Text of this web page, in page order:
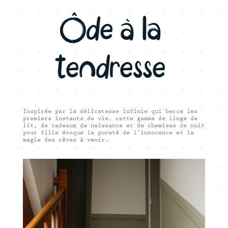
Laver séparément.Ôde à la
tendresse
Inspirée par la délicatesse infinie qui berce les
premiers instants de vie, cette gamme de linge de
lit, de cadeaux de naissance et de chemises de nuit
pour fille évoque la pureté de l’innocence et la
magie des rêves à venir.